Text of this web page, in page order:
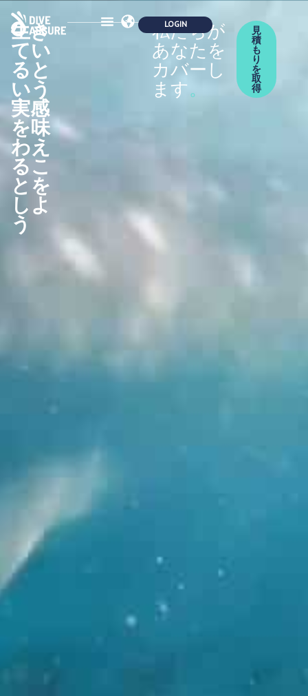
生き
てい
ると
いう
実感
を味
わえ
るこ
とを
しよ
う
私たちが
あなたを
カバーし
ます。
見
積
も
り
を
取
得